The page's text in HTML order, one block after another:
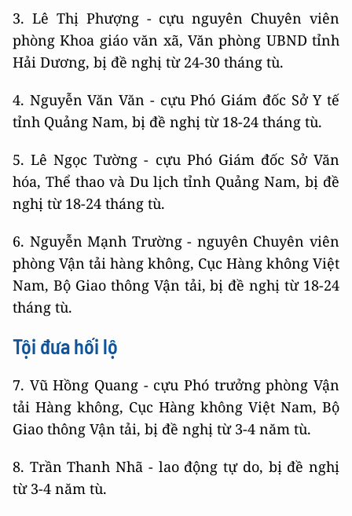
3. Lê Thị Phượng - cựu nguyên Chuyên viên
phòng Khoa giáo văn xã, Văn phòng UBND tỉnh
Hải Dương, bị đề nghị từ 24-30 tháng tù.
4. Nguyễn Văn Văn - cựu Phó Giám đốc Sở Y tế
tỉnh Quảng Nam, bị đề nghị từ 18-24 tháng tù.
5. Lê Ngọc Tường - cựu Phó Giám đốc Sở Văn
hóa, Thể thao và Du lịch tỉnh Quảng Nam, bị đề
nghị từ 18-24 tháng tù.
6. Nguyễn Mạnh Trường - nguyên Chuyên viên
phòng Vận tải hàng không, Cục Hàng không Việt
Nam, Bộ Giao thông Vận tải, bị đề nghị từ 18-24
tháng tù.
Tội đưa hối lộ
7. Vũ Hồng Quang - cựu Phó trưởng phòng Vận
tải Hàng không, Cục Hàng không Việt Nam, Bộ
Giao thông Vận tải, bị đề nghị từ 3-4 năm tù.
8. Trần Thanh Nhã - lao động tự do, bị đề nghị
từ 3-4 năm tù.